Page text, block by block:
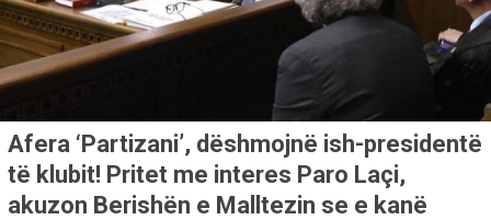
Afera ‘Partizani’, dëshmojnë ish-presidentë
të klubit! Pritet me interes Paro Laçi,
akuzon Berishën e Malltezin se e kanë